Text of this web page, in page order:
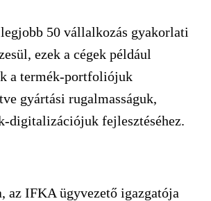
50 vállalkozás gyakorlati
ezek a cégek például
a termék-portfoliójuk
gyártási rugalmasságuk,
digitalizációjuk fejlesztéséhez.
az IFKA ügyvezető igazgatója